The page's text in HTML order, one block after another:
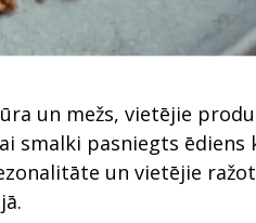
un mežs, vietējie
smalki pasniegts
un vietējie